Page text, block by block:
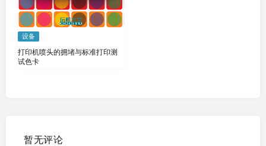
设备
打印机喷头的拥堵与标准打印测
试色卡
暂无评论